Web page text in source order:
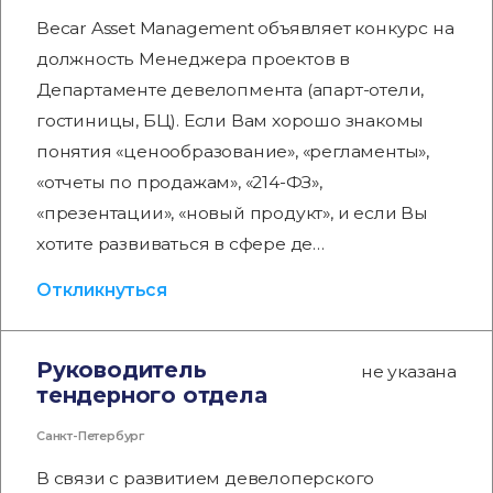
Becar Asset Management объявляет конкурс на
должность Менеджера проектов в
Департаменте девелопмента (апарт-отели,
гостиницы, БЦ). Если Вам хорошо знакомы
понятия «ценообразование», «регламенты»,
«отчеты по продажам», «214-ФЗ»,
«презентации», «новый продукт», и если Вы
хотите развиваться в сфере де…
Откликнуться
Руководитель
тендерного отдела
не указана
Санкт-Петербург
В связи с развитием девелоперского